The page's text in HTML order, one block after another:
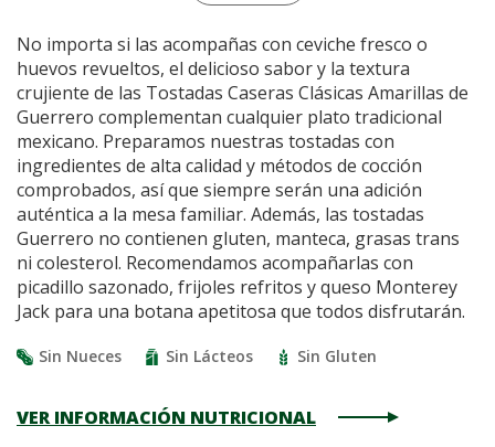
No importa si las acompañas con ceviche fresco o
huevos revueltos, el delicioso sabor y la textura
crujiente de las Tostadas Caseras Clásicas Amarillas de
Guerrero complementan cualquier plato tradicional
mexicano. Preparamos nuestras tostadas con
ingredientes de alta calidad y métodos de cocción
comprobados, así que siempre serán una adición
auténtica a la mesa familiar. Además, las tostadas
Guerrero no contienen gluten, manteca, grasas trans
ni colesterol. Recomendamos acompañarlas con
picadillo sazonado, frijoles refritos y queso Monterey
Jack para una botana apetitosa que todos disfrutarán.
Sin Nueces Sin Lácteos Sin Gluten
VER INFORMACIÓN NUTRICIONAL